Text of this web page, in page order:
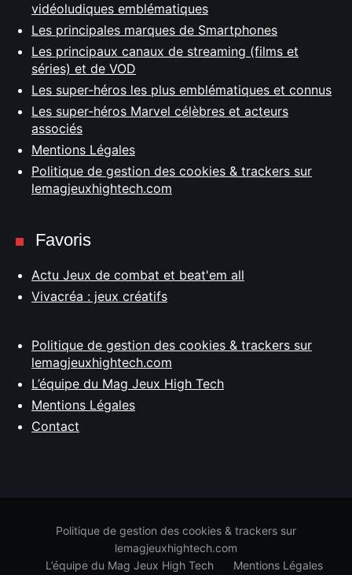
vidéoludiques emblématiques
Les principales marques de Smartphones
Les principaux canaux de streaming (films et
séries) et de VOD
Les super-héros les plus emblématiques et connus
Les super-héros Marvel célèbres et acteurs
associés
Mentions Légales
Politique de gestion des cookies & trackers sur
lemagjeuxhightech.com
Favoris
Actu Jeux de combat et beat'em all
Vivacréa : jeux créatifs
Politique de gestion des cookies & trackers sur
lemagjeuxhightech.com
L’équipe du Mag Jeux High Tech
Mentions Légales
Contact
Politique de gestion des cookies & trackers sur
lemagjeuxhightech.com
L’équipe du Mag Jeux High Tech
Mentions Légales